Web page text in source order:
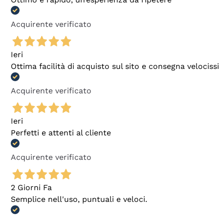
Acquirente verificato
Ieri
Ottima facilità di acquisto sul sito e consegna
Acquirente verificato
Ieri
Perfetti e attenti al cliente
Acquirente verificato
2 Giorni Fa
Semplice nell'uso, puntuali e veloci.